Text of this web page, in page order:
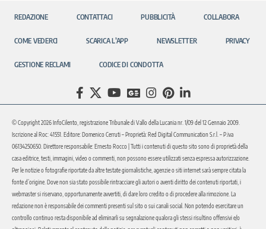
REDAZIONE CONTATTACI PUBBLICITÀ COLLABORA
COME VEDERCI SCARICA L’APP NEWSLETTER PRIVACY
GESTIONE RECLAMI CODICE DI CONDOTTA
© Copyright 2026 InfoCilento, registrazione Tribunale di Vallo della Lucania nr. 1/09 del 12 Gennaio 2009.
Iscrizione al Roc: 41551. Editore: Domenico Cerruti – Proprietà: Red Digital Communication S.r.l. – P.iva
06134250650. Direttore responsabile: Ernesto Rocco | Tutti i contenuti di questo sito sono di proprietà della
casa editrice, testi, immagini, video o commenti, non possono essere utilizzati senza espressa autorizzazione.
Per le notizie o fotografie riportate da altre testate giornalistiche, agenzie o siti internet sarà sempre citata la
fonte d’origine. Dove non sia stato possibile rintracciare gli autori o aventi diritto dei contenuti riportati, i
webmaster si riservano, opportunamente avvertiti, di dare loro credito o di procedere alla rimozione. La
redazione non è responsabile dei commenti presenti sul sito o sui canali social. Non potendo esercitare un
controllo continuo resta disponibile ad eliminarli su segnalazione qualora gli stessi risultino offensivi e/o